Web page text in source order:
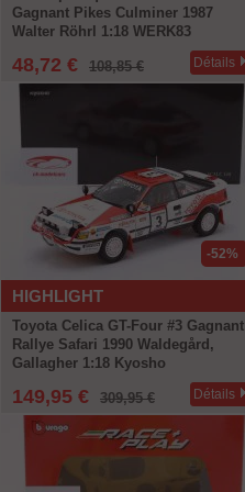
Gagnant Pikes Culminer 1987
Walter Röhrl 1:18 WERK83
48,72 € 108,85 € Détails
HIGHLIGHT
-52%
Toyota Celica GT-Four #3 Gagnant
Rallye Safari 1990 Waldegård,
Gallagher 1:18 Kyosho
149,95 € 309,95 € Détails